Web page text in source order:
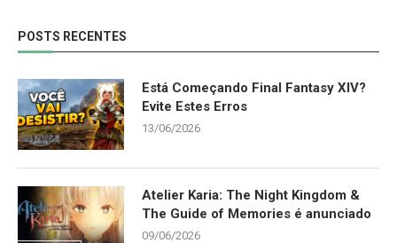
POSTS RECENTES
Está Começando Final Fantasy XIV?
Evite Estes Erros
13/06/2026
Atelier Karia: The Night Kingdom &
The Guide of Memories é anunciado
09/06/2026